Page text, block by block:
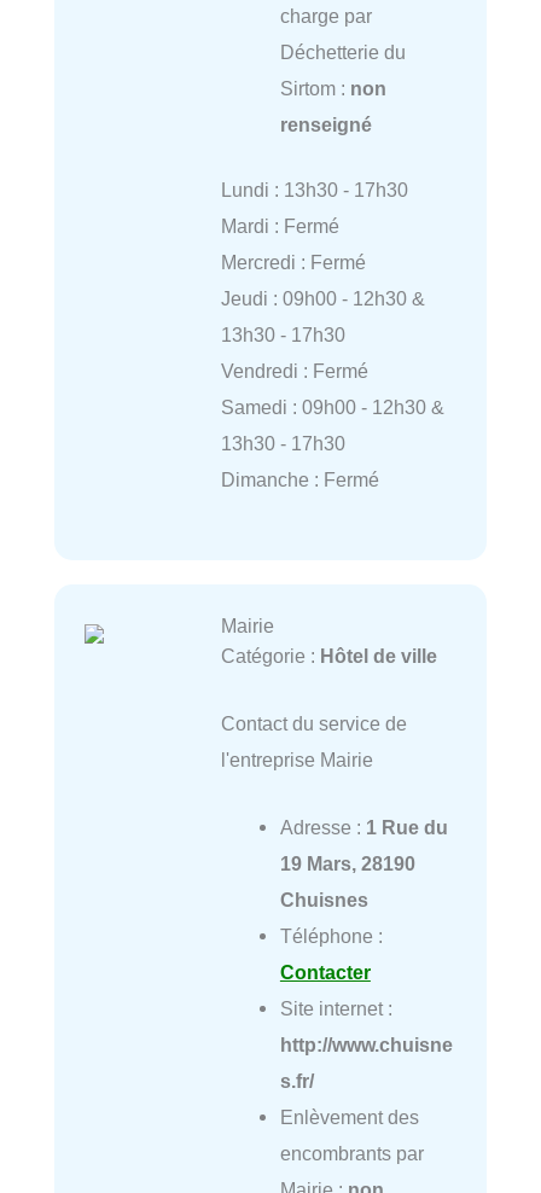
charge par
Déchetterie du
Sirtom : non
renseigné
Lundi : 13h30 - 17h30
Mardi : Fermé
Mercredi : Fermé
Jeudi : 09h00 - 12h30 &
13h30 - 17h30
Vendredi : Fermé
Samedi : 09h00 - 12h30 &
13h30 - 17h30
Dimanche : Fermé
Mairie
Catégorie : Hôtel de ville
Contact du service de
l'entreprise Mairie
Adresse : 1 Rue du
19 Mars, 28190
Chuisnes
Téléphone :
Contacter
Site internet :
http://www.chuisne
s.fr/
Enlèvement des
encombrants par